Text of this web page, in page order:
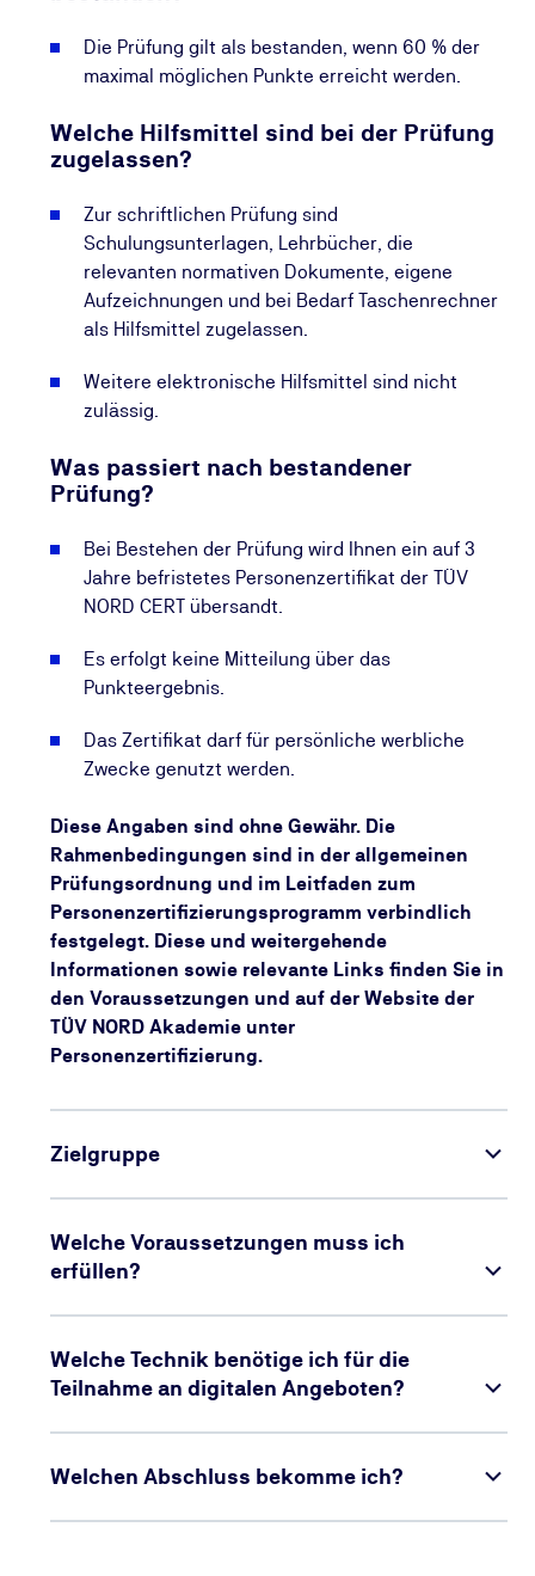
Die Prüfung gilt als bestanden, wenn 60 % der
maximal möglichen Punkte erreicht werden.
Welche Hilfsmittel sind bei der Prüfung
zugelassen?
Zur schriftlichen Prüfung sind
Schulungsunterlagen, Lehrbücher, die
relevanten normativen Dokumente, eigene
Aufzeichnungen und bei Bedarf Taschenrechner
als Hilfsmittel zugelassen.
Weitere elektronische Hilfsmittel sind nicht
zulässig.
Was passiert nach bestandener
Prüfung?
Bei Bestehen der Prüfung wird Ihnen ein auf 3
Jahre befristetes Personenzertifikat der TÜV
NORD CERT übersandt.
Es erfolgt keine Mitteilung über das
Punkteergebnis.
Das Zertifikat darf für persönliche werbliche
Zwecke genutzt werden.
Diese Angaben sind ohne Gewähr. Die
Rahmenbedingungen sind in der allgemeinen
Prüfungsordnung und im Leitfaden zum
Personenzertifizierungsprogramm verbindlich
festgelegt. Diese und weitergehende
Informationen sowie relevante Links finden Sie in
den Voraussetzungen und auf der Website der
TÜV NORD Akademie unter
Personenzertifizierung.
Zielgruppe
Welche Voraussetzungen muss ich
erfüllen?
Welche Technik benötige ich für die
Teilnahme an digitalen Angeboten?
Welchen Abschluss bekomme ich?